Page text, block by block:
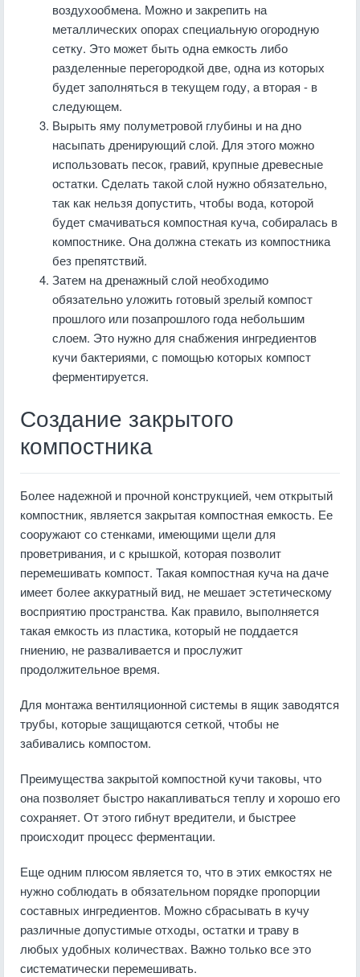
воздухообмена. Можно и закрепить на
металлических опорах специальную огородную
сетку. Это может быть одна емкость либо
разделенные перегородкой две, одна из которых
будет заполняться в текущем году, а вторая - в
следующем.
Вырыть яму полуметровой глубины и на дно
насыпать дренирующий слой. Для этого можно
использовать песок, гравий, крупные древесные
остатки. Сделать такой слой нужно обязательно,
так как нельзя допустить, чтобы вода, которой
будет смачиваться компостная куча, собиралась в
компостнике. Она должна стекать из компостника
без препятствий.
Затем на дренажный слой необходимо
обязательно уложить готовый зрелый компост
прошлого или позапрошлого года небольшим
слоем. Это нужно для снабжения ингредиентов
кучи бактериями, с помощью которых компост
ферментируется.
Создание закрытого
компостника
Более надежной и прочной конструкцией, чем открытый
компостник, является закрытая компостная емкость. Ее
сооружают со стенками, имеющими щели для
проветривания, и с крышкой, которая позволит
перемешивать компост. Такая компостная куча на даче
имеет более аккуратный вид, не мешает эстетическому
восприятию пространства. Как правило, выполняется
такая емкость из пластика, который не поддается
гниению, не разваливается и прослужит
продолжительное время.
Для монтажа вентиляционной системы в ящик заводятся
трубы, которые защищаются сеткой, чтобы не
забивались компостом.
Преимущества закрытой компостной кучи таковы, что
она позволяет быстро накапливаться теплу и хорошо его
сохраняет. От этого гибнут вредители, и быстрее
происходит процесс ферментации.
Еще одним плюсом является то, что в этих емкостях не
нужно соблюдать в обязательном порядке пропорции
составных ингредиентов. Можно сбрасывать в кучу
различные допустимые отходы, остатки и траву в
любых удобных количествах. Важно только все это
систематически перемешивать.